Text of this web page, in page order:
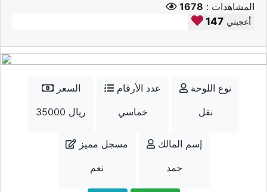
المشاهدات : 1678
147 أعجبني
السعر
35000 ريال
عدد الأرقام
خماسي
نوع اللوحة
نقل
مسجل مميز
نعم
إسم المالك
حمد